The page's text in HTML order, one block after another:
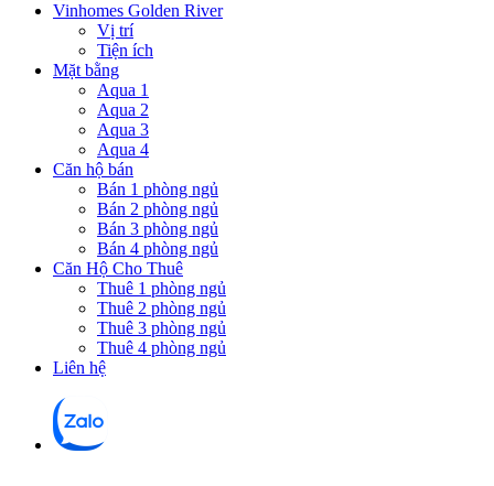
Vinhomes Golden River
Vị trí
Tiện ích
Mặt bằng
Aqua 1
Aqua 2
Aqua 3
Aqua 4
Căn hộ bán
Bán 1 phòng ngủ
Bán 2 phòng ngủ
Bán 3 phòng ngủ
Bán 4 phòng ngủ
Căn Hộ Cho Thuê
Thuê 1 phòng ngủ
Thuê 2 phòng ngủ
Thuê 3 phòng ngủ
Thuê 4 phòng ngủ
Liên hệ